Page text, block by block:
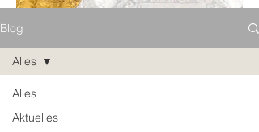
Blog
Alles
Aktuelles
Alles